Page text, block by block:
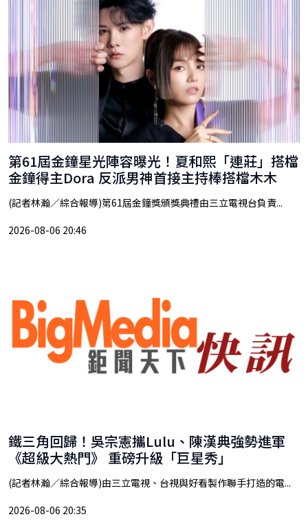
第61屆金鐘星光陣容曝光！夏和熙「連莊」搭檔
金鐘得主Dora 反派男神首接主持棒搭檔木木
(記者林瀚／綜合報導)第61屆金鐘獎頒獎典禮由三立電視台負責...
2026-08-06 20:46
鐵三角回歸！吳宗憲攜Lulu、陳漢典強勢進軍
《超級大熱門》 重磅升級「巨星秀」
(記者林瀚／綜合報導)由三立電視、台視與好看製作聯手打造的電...
2026-08-06 20:35